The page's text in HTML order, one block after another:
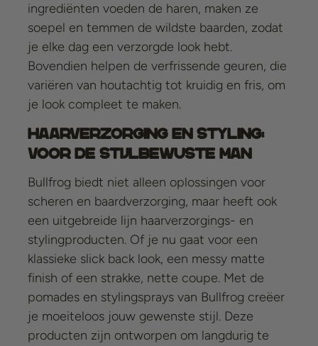
ingrediënten voeden de haren, maken ze
soepel en temmen de wildste baarden, zodat
je elke dag een verzorgde look hebt.
Bovendien helpen de verfrissende geuren, die
variëren van houtachtig tot kruidig en fris, om
je look compleet te maken.
Haarverzorging en Styling:
Voor de Stijlbewuste Man
Bullfrog biedt niet alleen oplossingen voor
scheren en baardverzorging, maar heeft ook
een uitgebreide lijn haarverzorgings- en
stylingproducten. Of je nu gaat voor een
klassieke slick back look, een messy matte
finish of een strakke, nette coupe. Met de
pomades en stylingsprays van Bullfrog creëer
je moeiteloos jouw gewenste stijl. Deze
producten zijn ontworpen om langdurig te